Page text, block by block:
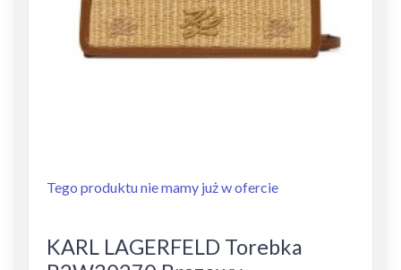
Tego produktu nie mamy już w ofercie
KARL LAGERFELD Torebka